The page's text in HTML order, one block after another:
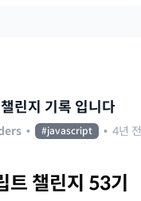
린지 기록 입니다
• #javascript • 4년 전
트 챌린지 53기